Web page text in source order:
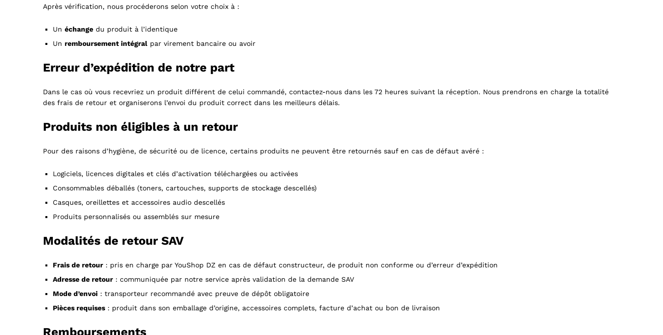
Après vérification, nous procéderons selon votre choix à :
Un échange du produit à l’identique
Un remboursement intégral par virement bancaire ou avoir
Erreur d’expédition de notre part
Dans le cas où vous recevriez un produit différent de celui commandé, contactez-nous dans les 72 heures suivant la réception. Nous prendrons en charge la totalité
des frais de retour et organiserons l’envoi du produit correct dans les meilleurs délais.
Produits non éligibles à un retour
Pour des raisons d’hygiène, de sécurité ou de licence, certains produits ne peuvent être retournés sauf en cas de défaut avéré :
Logiciels, licences digitales et clés d’activation téléchargées ou activées
Consommables déballés (toners, cartouches, supports de stockage descellés)
Casques, oreillettes et accessoires audio descellés
Produits personnalisés ou assemblés sur mesure
Modalités de retour SAV
Frais de retour : pris en charge par YouShop DZ en cas de défaut constructeur, de produit non conforme ou d’erreur d’expédition
Adresse de retour : communiquée par notre service après validation de la demande SAV
Mode d’envoi : transporteur recommandé avec preuve de dépôt obligatoire
Pièces requises : produit dans son emballage d’origine, accessoires complets, facture d’achat ou bon de livraison
Remboursements